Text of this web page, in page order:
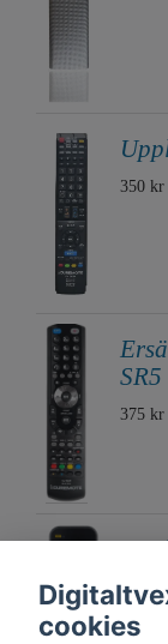
350 kr
SR5
375 kr
2.1
cookies